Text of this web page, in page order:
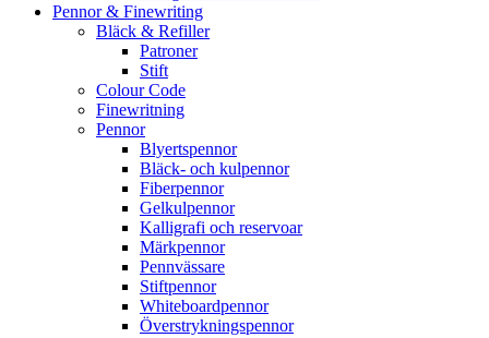
Pennor & Finewriting
Bläck & Refiller
Patroner
Stift
Colour Code
Finewritning
Pennor
Blyertspennor
Bläck- och kulpennor
Fiberpennor
Gelkulpennor
Kalligrafi och reservoar
Märkpennor
Pennvässare
Stiftpennor
Whiteboardpennor
Överstrykningspennor